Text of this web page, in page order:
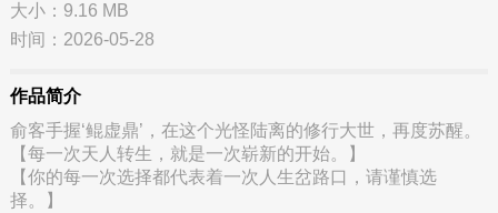
大小：9.16 MB
时间：2026-05-28
作品简介
俞客手握‘鲲虚鼎’，在这个光怪陆离的修行大世，再度苏醒。
【每一次天人转生，就是一次崭新的开始。】
【你的每一次选择都代表着一次人生岔路口，请谨慎选
择。】